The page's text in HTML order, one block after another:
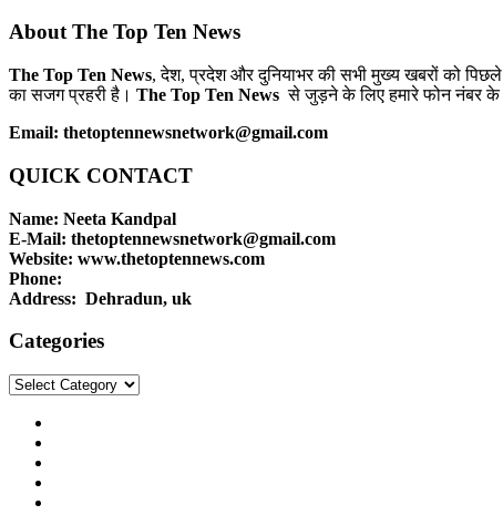
About The Top Ten News
The Top Ten News, देश, प्रदेश और दुनियाभर की सभी मुख्य खबरों को पिछले
का सजग प्रहरी है। The Top Ten News से जुड़ने के लिए हमारे फोन नंबर के
Email: thetoptennewsnetwork@gmail.com
QUICK CONTACT
Name: Neeta Kandpal
E-Mail: thetoptennewsnetwork@gmail.com
Website: www.thetoptennews.com
Phone:
Address: Dehradun, uk
Categories
Categories